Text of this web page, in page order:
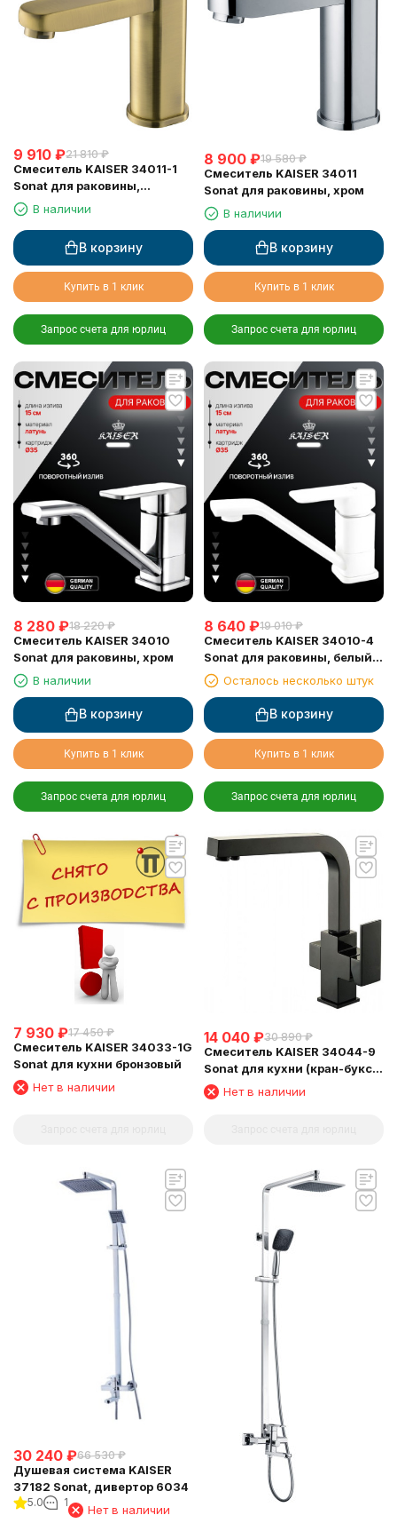
9 910 ₽21 810 ₽
Смеситель KAISER 34011-1
Sonat для раковины,
бронзовый
В наличии
В корзину
Купить в 1 клик
Запрос счета для юрлиц
8 900 ₽19 580 ₽
Смеситель KAISER 34011
Sonat для раковины, хром
В наличии
В корзину
Купить в 1 клик
Запрос счета для юрлиц
8 280 ₽18 220 ₽
Смеситель KAISER 34010
Sonat для раковины, хром
В наличии
В корзину
Купить в 1 клик
Запрос счета для юрлиц
8 640 ₽19 010 ₽
Смеситель KAISER 34010-4
Sonat для раковины, белый
матовый
Осталось несколько штук
В корзину
Купить в 1 клик
Запрос счета для юрлиц
7 930 ₽17 450 ₽
Смеситель KAISER 34033-1G
Sonat для кухни бронзовый
Нет в наличии
14 040 ₽30 890 ₽
Смеситель KAISER 34044-9
Sonat для кухни (кран-букса
6134)Нет в наличии
30 240 ₽66 530 ₽
Душевая система KAISER
37182 Sonat, дивертор 6034
5.0 1
Нет в наличии